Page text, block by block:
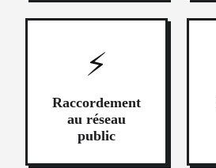
⚡
Raccordement
au réseau
public